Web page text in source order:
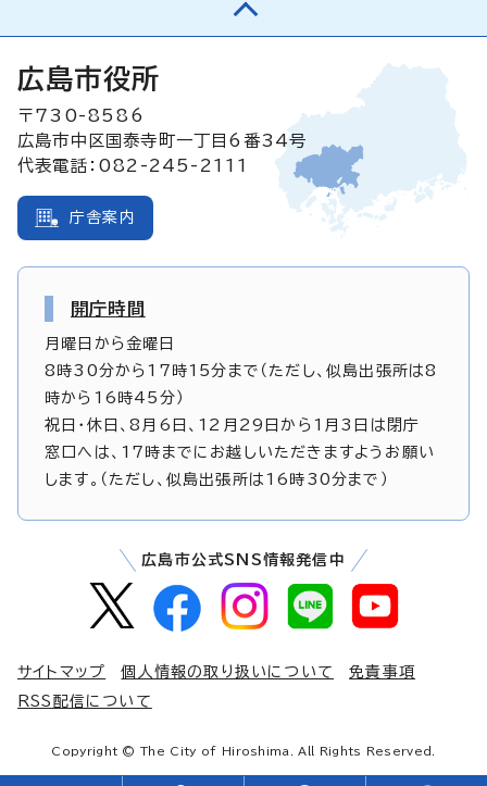
広島市役所
〒730-8586
広島市中区国泰寺町一丁目6番34号
代表電話：082-245-2111
庁舎案内
開庁時間
月曜日から金曜日
8時30分から17時15分まで（ただし、似島出張所は8
時から16時45分）
祝日・休日、8月6日、12月29日から1月3日は閉庁
窓口へは、17時までにお越しいただきますようお願い
します。（ただし、似島出張所は16時30分まで）
広島市公式SNS情報発信中
サイトマップ 個人情報の取り扱いについて
免責事項
RSS配信について
Copyright © The City of Hiroshima. All Rights Reserved.